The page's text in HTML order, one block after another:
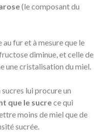
(le composant du
fur et à mesure que le
diminue, et celle de
une cristalisation du miel.
lui procure un
que le sucrece qui
moins de miel que de
sucrée.